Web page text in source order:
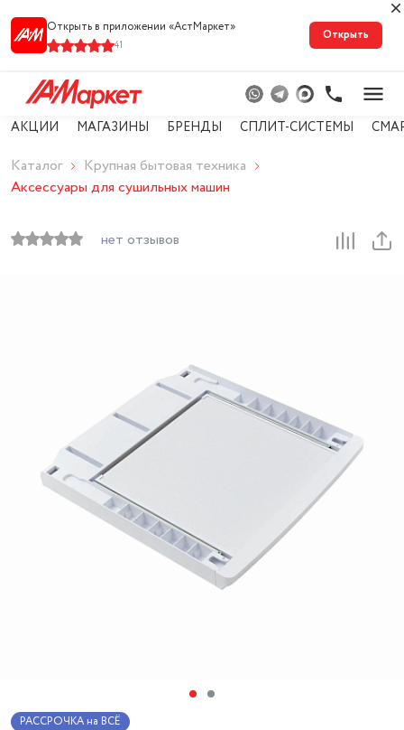
Открыть в приложении «АстМарке‪т‬»
41
Открыть
АКЦИИ МАГАЗИНЫ БРЕНДЫ СПЛИТ-СИСТЕМЫ
Каталог
Крупная бытовая техника
Аксессуары для сушильных машин
нет отзывов
РАССРОЧКА на ВСЁ